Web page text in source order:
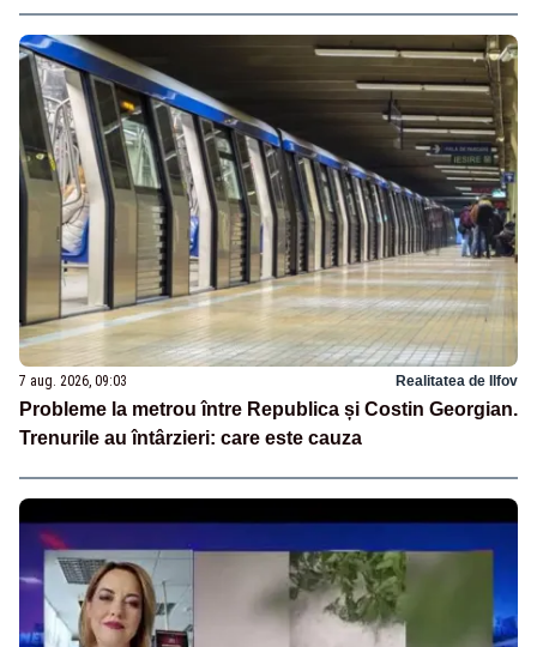
7 aug. 2026, 09:03 Realitatea de Ilfov
Probleme la metrou între Republica și Costin Georgian.
Trenurile au întârzieri: care este cauza